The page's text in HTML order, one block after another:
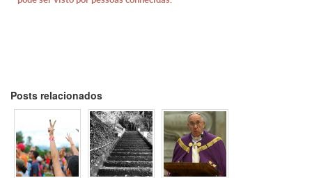
Posts relacionados